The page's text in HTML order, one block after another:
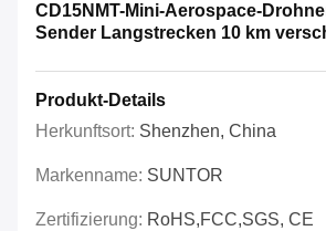
CD15NMT-Mini-Aerospace-
Sender Langstrecken 10 km
Produkt-Details
Herkunftsort: Shenzhen, China
Markenname: SUNTOR
Zertifizierung: RoHS,FCC,SGS, CE